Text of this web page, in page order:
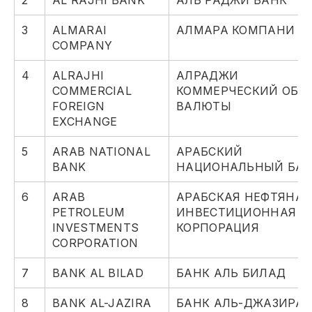
3
ALMARAI
COMPANY
АЛМАРА КОМПАНИ
4
ALRAJHI
COMMERCIAL
FOREIGN
EXCHANGE
АЛРАДЖИ
КОММЕРЧЕСКИЙ
ВАЛЮТЫ
5
ARAB NATIONAL
BANK
АРАБСКИЙ
НАЦИОНАЛЬНЫЙ
6
ARAB
PETROLEUM
INVESTMENTS
CORPORATION
АРАБСКАЯ НЕФТЯНАЯ
ИНВЕСТИЦИОННАЯ
КОРПОРАЦИЯ
7 BANK AL BILAD БАНК АЛЬ БИЛАД
8 BANK AL-JAZIRA БАНК АЛЬ-ДЖАЗИРА